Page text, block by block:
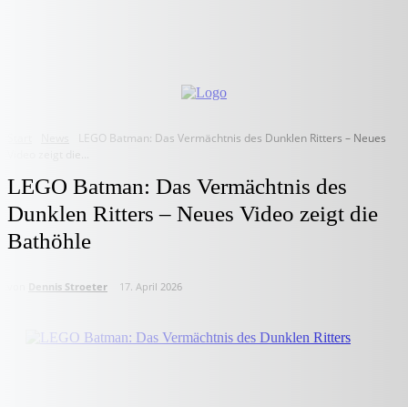
LEGO Batman: Das Vermächtnis des Dunklen Ritters – Neues
Video zeigt die...
LEGO Batman: Das Vermächtnis des
Dunklen Ritters – Neues Video zeigt die
Bathöhle
Dennis Stroeter 17. April 2026